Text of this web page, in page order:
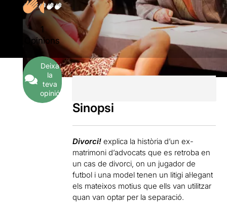
1
Opinions
Deixa
la
teva
opinió
Sinopsi
Divorci! explica la història d’un ex-
matrimoni d’advocats que es retroba en
un cas de divorci, on un jugador de
futbol i una model tenen un litigi al·legant
els mateixos motius que ells van utilitzar
quan van optar per la separació.